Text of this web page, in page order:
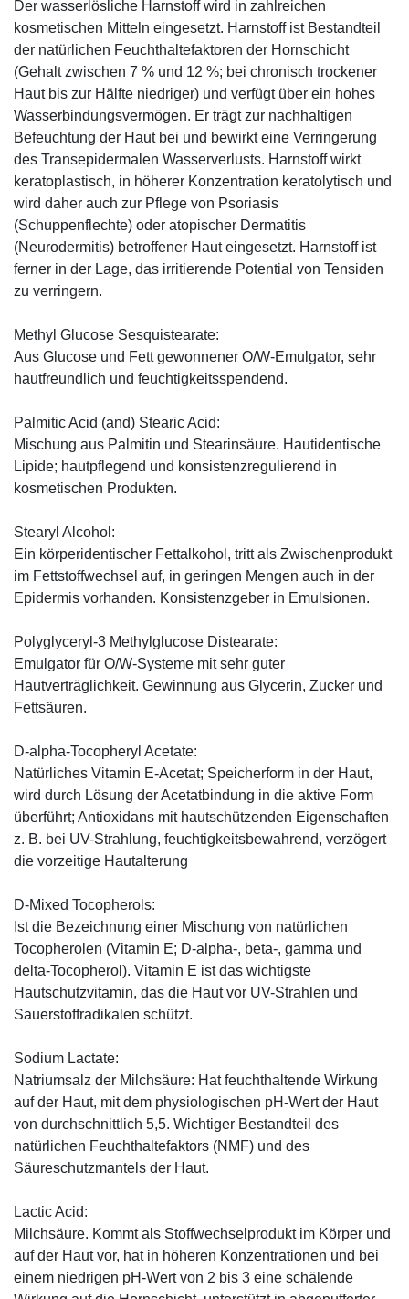
Der wasserlösliche Harnstoff wird in zahlreichen
kosmetischen Mitteln eingesetzt. Harnstoff ist Bestandteil
der natürlichen Feuchthaltefaktoren der Hornschicht
(Gehalt zwischen 7 % und 12 %; bei chronisch trockener
Haut bis zur Hälfte niedriger) und verfügt über ein hohes
Wasserbindungsvermögen. Er trägt zur nachhaltigen
Befeuchtung der Haut bei und bewirkt eine Verringerung
des Transepidermalen Wasserverlusts. Harnstoff wirkt
keratoplastisch, in höherer Konzentration keratolytisch und
wird daher auch zur Pflege von Psoriasis
(Schuppenflechte) oder atopischer Dermatitis
(Neurodermitis) betroffener Haut eingesetzt. Harnstoff ist
ferner in der Lage, das irritierende Potential von Tensiden
zu verringern.
Methyl Glucose Sesquistearate:
Aus Glucose und Fett gewonnener O/W-Emulgator, sehr
hautfreundlich und feuchtigkeitsspendend.
Palmitic Acid (and) Stearic Acid:
Mischung aus Palmitin und Stearinsäure. Hautidentische
Lipide; hautpflegend und konsistenzregulierend in
kosmetischen Produkten.
Stearyl Alcohol:
Ein körperidentischer Fettalkohol, tritt als Zwischenprodukt
im Fettstoffwechsel auf, in geringen Mengen auch in der
Epidermis vorhanden. Konsistenzgeber in Emulsionen.
Polyglyceryl-3 Methylglucose Distearate:
Emulgator für O/W-Systeme mit sehr guter
Hautverträglichkeit. Gewinnung aus Glycerin, Zucker und
Fettsäuren.
D-alpha-Tocopheryl Acetate:
Natürliches Vitamin E-Acetat; Speicherform in der Haut,
wird durch Lösung der Acetatbindung in die aktive Form
überführt; Antioxidans mit hautschützenden Eigenschaften
z. B. bei UV-Strahlung, feuchtigkeitsbewahrend, verzögert
die vorzeitige Hautalterung
D-Mixed Tocopherols:
Ist die Bezeichnung einer Mischung von natürlichen
Tocopherolen (Vitamin E; D-alpha-, beta-, gamma und
delta-Tocopherol). Vitamin E ist das wichtigste
Hautschutzvitamin, das die Haut vor UV-Strahlen und
Sauerstoffradikalen schützt.
Sodium Lactate:
Natriumsalz der Milchsäure: Hat feuchthaltende Wirkung
auf der Haut, mit dem physiologischen pH-Wert der Haut
von durchschnittlich 5,5. Wichtiger Bestandteil des
natürlichen Feuchthaltefaktors (NMF) und des
Säureschutzmantels der Haut.
Lactic Acid:
Milchsäure. Kommt als Stoffwechselprodukt im Körper und
auf der Haut vor, hat in höheren Konzentrationen und bei
einem niedrigen pH-Wert von 2 bis 3 eine schälende